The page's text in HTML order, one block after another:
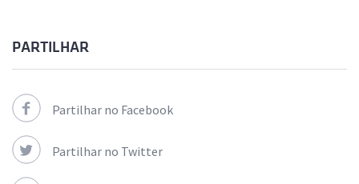
PARTILHAR
Partilhar no Facebook
Partilhar no Twitter